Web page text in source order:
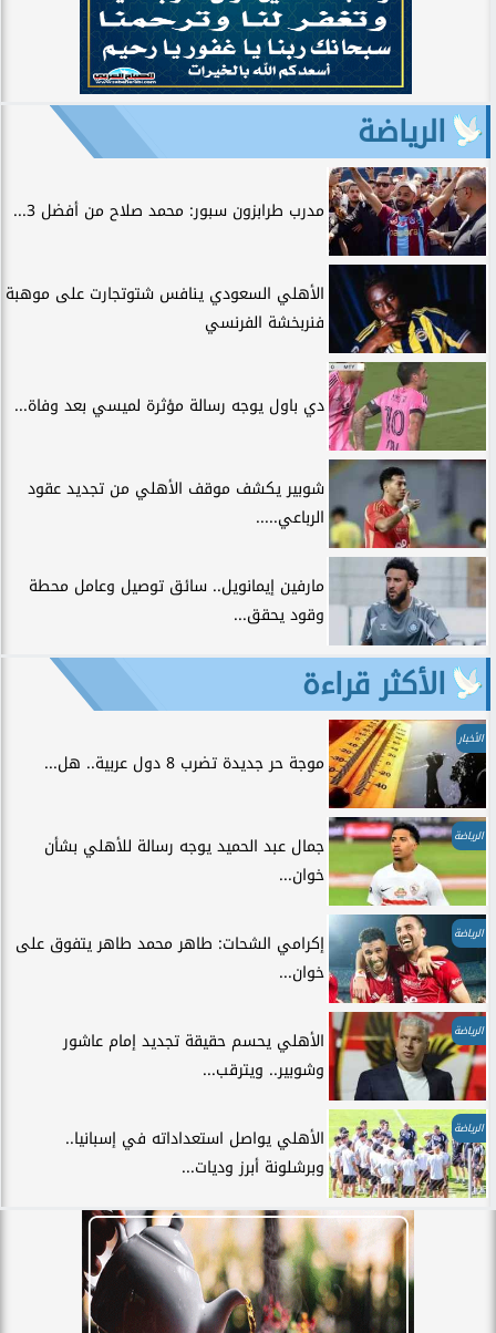
الرياضة
مدرب طرابزون سبور: محمد صلاح من أفضل 3...
الأهلي السعودي ينافس شتوتجارت على موهبة
فنربخشة الفرنسي
دي باول يوجه رسالة مؤثرة لميسي بعد وفاة...
شوبير يكشف موقف الأهلي من تجديد عقود
الرباعي.....
مارفين إيمانويل.. سائق توصيل وعامل محطة
وقود يحقق...
الأكثر قراءة
الأخبار
موجة حر جديدة تضرب 8 دول عربية.. هل...
الرياضة
جمال عبد الحميد يوجه رسالة للأهلي بشأن
خوان...
الرياضة
إكرامي الشحات: طاهر محمد طاهر يتفوق على
خوان...
الرياضة
الأهلي يحسم حقيقة تجديد إمام عاشور
وشوبير.. ويترقب...
الرياضة
الأهلي يواصل استعداداته في إسبانيا..
وبرشلونة أبرز وديات...